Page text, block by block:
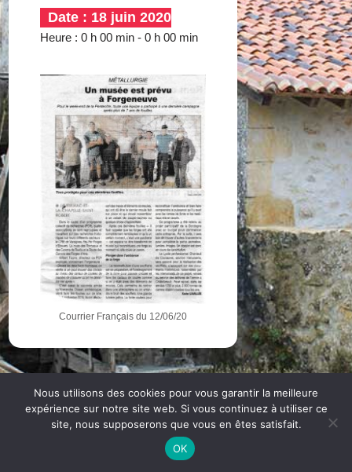
Date : 18 juin 2020
Heure :0 h 00 min - 0 h 00 min
Courrier Français du 12/06/20
© Association des Moulins de Nouvelle-Aquitaine |Mentions légales
| Vitaminé par
#V2
Nous utilisons des cookies pour vous garantir la meilleure
expérience sur notre site web. Si vous continuez à utiliser ce
site, nous supposerons que vous en êtes satisfait.
OK